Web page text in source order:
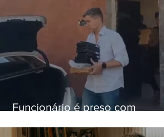
Funcionário é preso com
Hospital do Andaraí